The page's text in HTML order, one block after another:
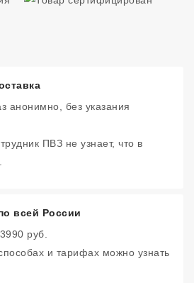
анонимно, без указания
ПВЗ не узнает, что в
всей России
руб.
и тарифах можно узнать